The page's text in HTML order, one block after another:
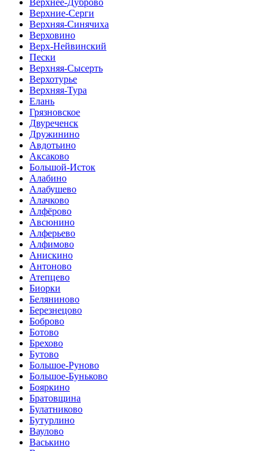
Верхние-Серги
Верхняя-Синячиха
Верховино
Верх-Нейвинский
Пески
Верхняя-Сысерть
Верхотурье
Верхняя-Тура
Елань
Грязновское
Двуреченск
Дружинино
Авдотьино
Аксаково
Большой-Исток
Алабино
Алабушево
Алачково
Алфёрово
Авсюнино
Алферьево
Алфимово
Анискино
Антоново
Атепцево
Биорки
Беляниново
Березнецово
Боброво
Ботово
Брехово
Бутово
Большое-Руново
Большое-Буньково
Бояркино
Братовщина
Булатниково
Бутурлино
Ваулово
Васькино